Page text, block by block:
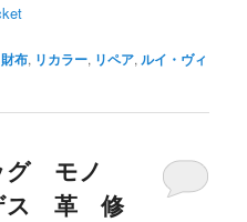
布, リカラー, リペア, ルイ・ヴィ
グ モノ
ス 革 修